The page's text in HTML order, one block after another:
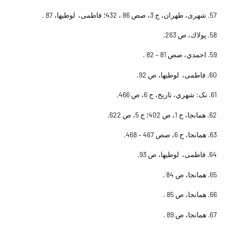
57. شهرى، طهران، ج 3، صص 86 ، 432؛ فاطمى، لوطيها، 87 .
58. پولاك، ص 263.
59. احمدي، صص 81 – 82 .
60. فاطمى، لوطيها، ص 92.
61. نک: شهري، تاريخ، ج 6، ص 466.
62. همانجا، ج 1، ص 402؛ ج 5، ص 622.
63. همانجا، ج 6، صص 467 – 468.
64. فاطمى، لوطيها، ص 93.
65. همانجا، ص 84 .
66. همانجا، ص 85 .
67. همانجا، ص 89 .